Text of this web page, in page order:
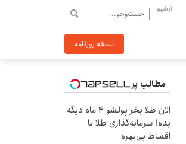
آرشیو
نسخه روزنامه
مطالب پیشنهادی
الان طلا بخر پولشو 4 ماه دیگه
بده! سرمایه‌گذاری طلا با
اقساط بی‌بهره